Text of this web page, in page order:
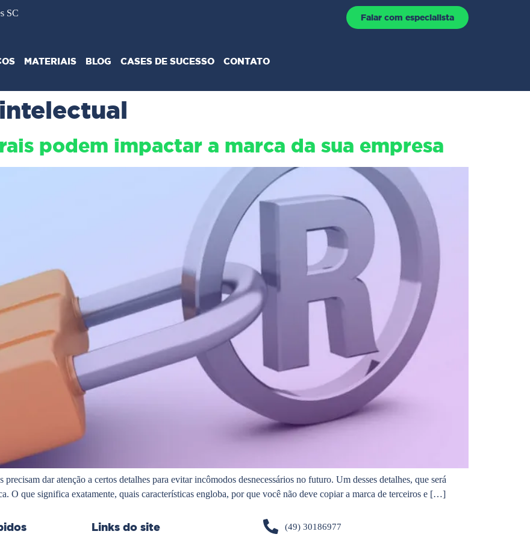
SC Falar com especialista
MATERIAIS BLOG CASES DE SUCESSO CONTATO
podem impactar a marca da sua empresa
dar atenção a certos detalhes para evitar incômodos desnecessários no futuro. Um desses detalhes, que será
O que significa exatamente, quais características engloba, por que você não deve copiar a marca de terceiros e […]
Links do site (49) 30186977